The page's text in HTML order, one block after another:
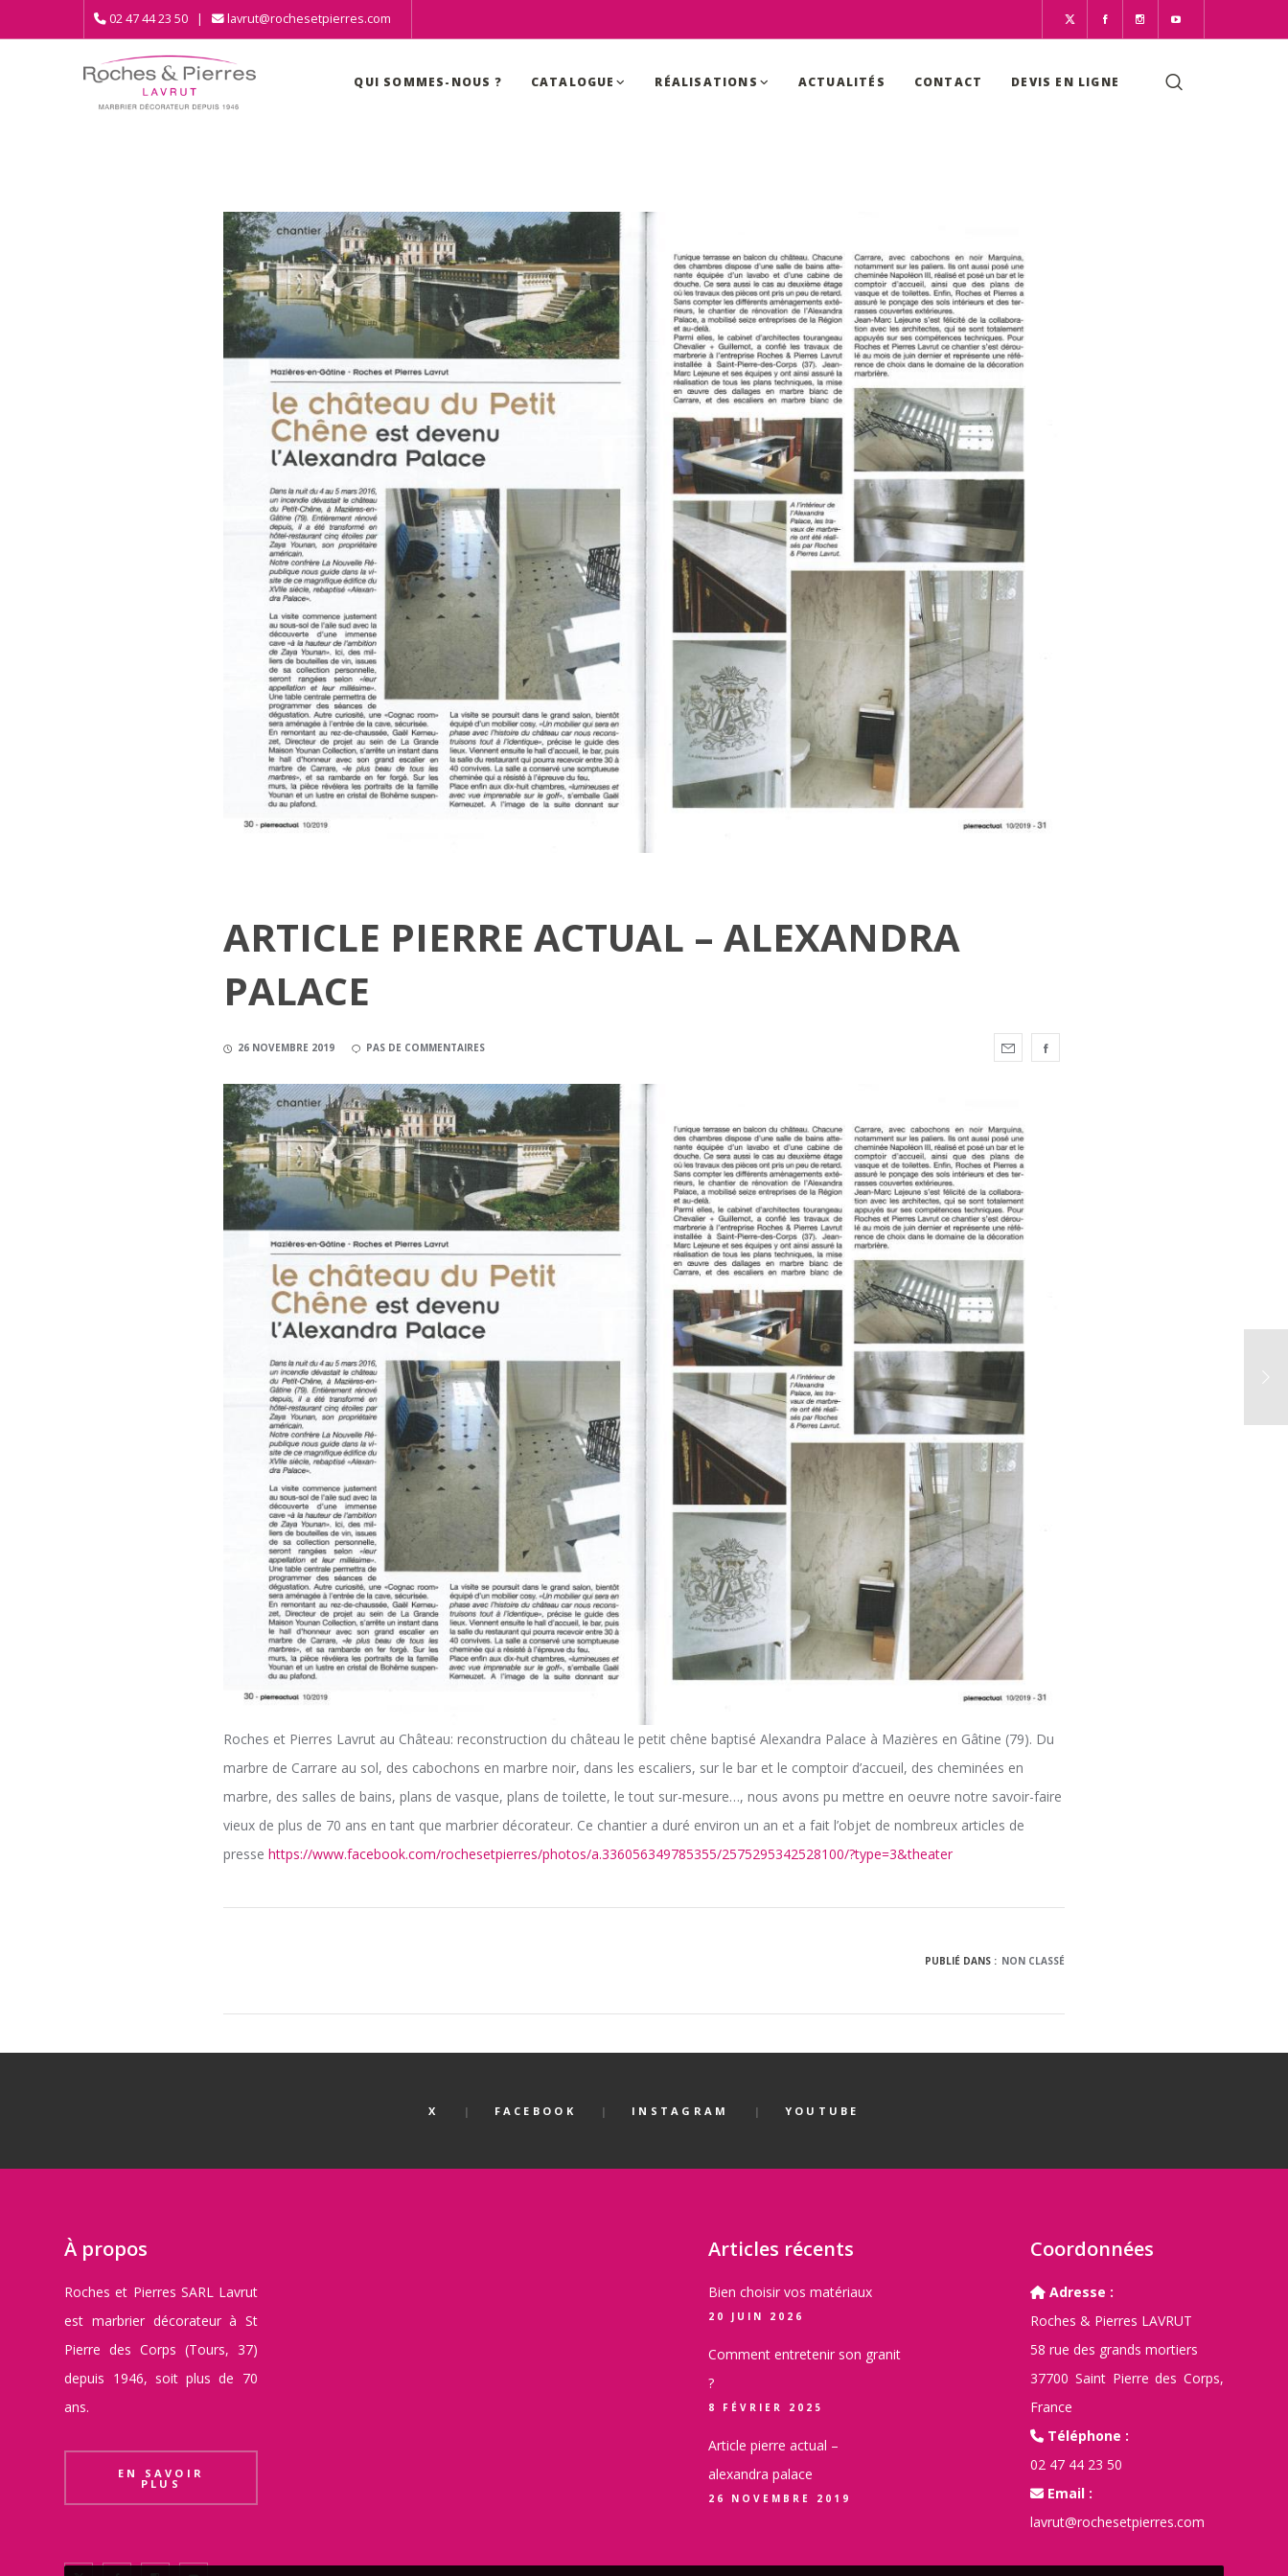
02 47 44 23 50 | lavrut@rochesetpierres.com
QUI SOMMES-NOUS ? CATALOGUE RÉALISATIONS ACTUALITÉS CONTACT DEVIS EN LIGNE
ARTICLE PIERRE ACTUAL – ALEXANDRA
PALACE
26 NOVEMBRE 2019 PAS DE COMMENTAIRES
Roches et Pierres Lavrut au Château: reconstruction du château le petit chêne baptisé Alexandra Palace à Mazières en Gâtine (79). Du
marbre de Carrare au sol, des cabochons en marbre noir, dans les escaliers, sur le bar et le comptoir d’accueil, des cheminées en
marbre, des salles de bains, plans de vasque, plans de toilette, le tout sur-mesure…, nous avons pu mettre en oeuvre notre savoir-faire
vieux de plus de 70 ans en tant que marbrier décorateur. Ce chantier a duré environ un an et a fait l’objet de nombreux articles de
pressehttps://www.facebook.com/rochesetpierres/photos/a.336056349785355/2575295342528100/?type=3&theater
PUBLIÉ DANS : NON CLASSÉ
X FACEBOOK INSTAGRAM YOUTUBE
À propos
Roches et Pierres SARL Lavrut
est marbrier décorateur à St
Pierre des Corps (Tours, 37)
depuis 1946, soit plus de 70
ans.
EN SAVOIR
PLUS
Articles récents
Bien choisir vos matériaux
20 JUIN 2026
Comment entretenir son granit
?
8 FÉVRIER 2025
Article pierre actual –
alexandra palace
26 NOVEMBRE 2019
Coordonnées
Adresse :
Roches & Pierres LAVRUT
58 rue des grands mortiers
37700 Saint Pierre des Corps,
France
Téléphone :
02 47 44 23 50
Email :
lavrut@rochesetpierres.com